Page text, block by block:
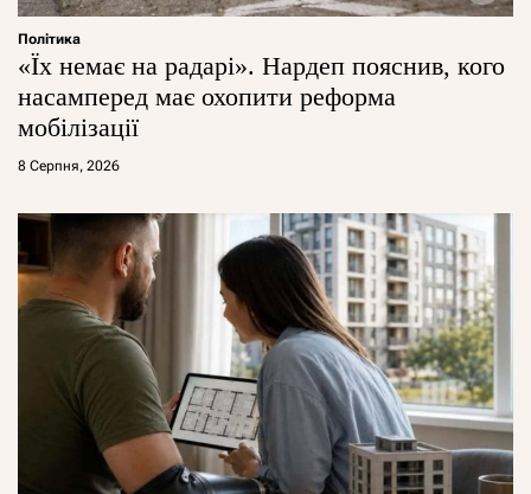
Політика
«Їх немає на радарі». Нардеп пояснив, кого
насамперед має охопити реформа
мобілізації
8 Серпня, 2026